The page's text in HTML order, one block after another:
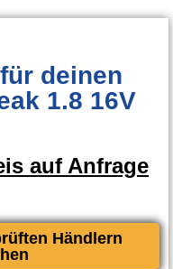
für deinen
1.8 16V
auf Anfrage
Händlern